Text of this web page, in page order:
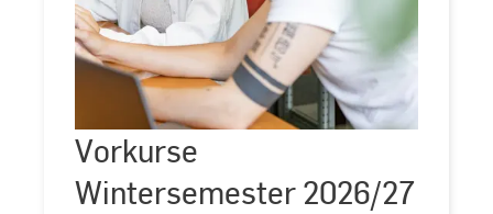
Vorkurse
Wintersemester 2026/27
Vorkurse
Wintersemester
2026/27